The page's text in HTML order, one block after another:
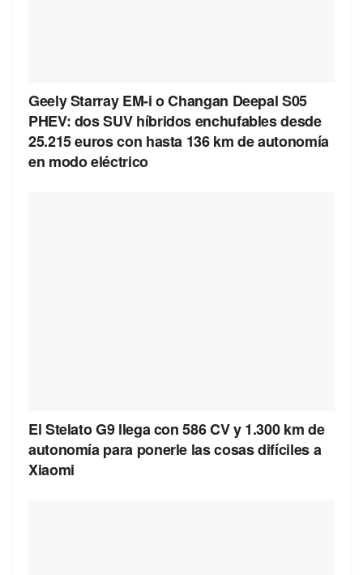
Geely Starray EM-i o Changan Deepal S05
PHEV: dos SUV híbridos enchufables desde
25.215 euros con hasta 136 km de autonomía
en modo eléctrico
El Stelato G9 llega con 586 CV y 1.300 km de
autonomía para ponerle las cosas difíciles a
Xiaomi